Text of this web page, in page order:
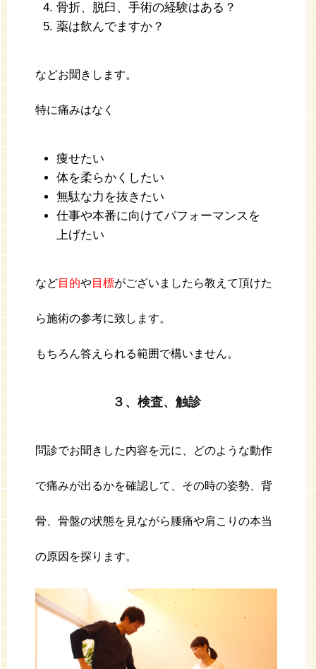
骨折、脱臼、手術の経験はある？
薬は飲んでますか？
などお聞きします。
特に痛みはなく
痩せたい
体を柔らかくしたい
無駄な力を抜きたい
仕事や本番に向けてパフォーマンスを
上げたい
など目的や目標がございましたら教えて頂けた
ら施術の参考に致します。
もちろん答えられる範囲で構いません。
３、検査、触診
問診でお聞きした内容を元に、どのような動作
で痛みが出るかを確認して、その時の姿勢、背
骨、骨盤の状態を見ながら腰痛や肩こりの本当
の原因を探ります。